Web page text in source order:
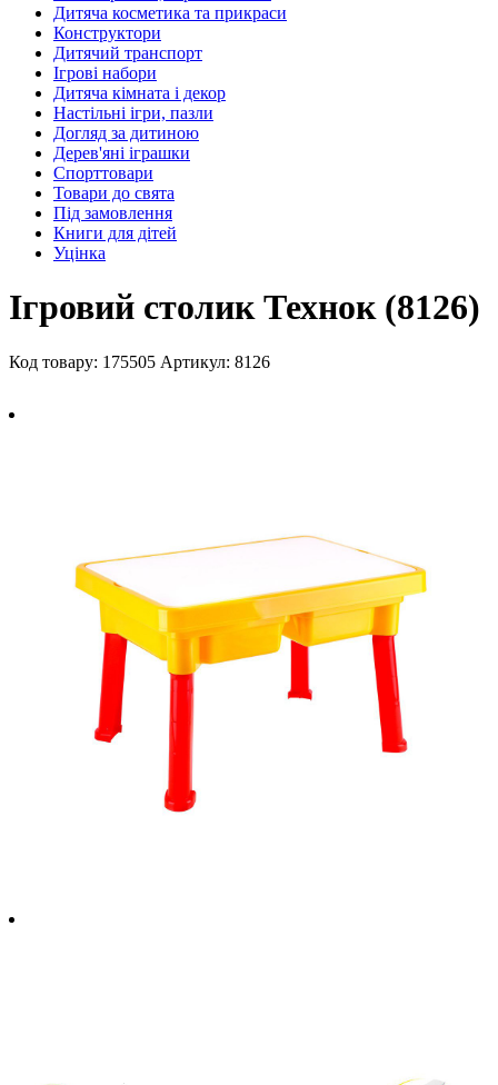
Дитяча косметика та прикраси
Конструктори
Дитячий транспорт
Ігрові набори
Дитяча кімната і декор
Настільні ігри, пазли
Догляд за дитиною
Дерев'яні іграшки
Спорттовари
Товари до свята
Під замовлення
Книги для дітей
Уцінка
Ігровий столик Технок (8126)
Код товару: 175505 Артикул: 8126